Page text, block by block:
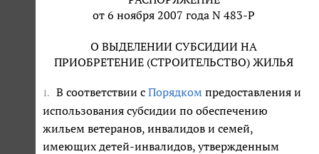
от 6 ноября 2007 года N 483-Р
О ВЫДЕЛЕНИИ СУБСИДИИ НА
ПРИОБРЕТЕНИЕ (СТРОИТЕЛЬСТВО) ЖИЛЬЯ
1. В соответствии с Порядком предоставления и
использования субсидии по обеспечению
жильем ветеранов, инвалидов и семей,
имеющих детей-инвалидов, утвержденным